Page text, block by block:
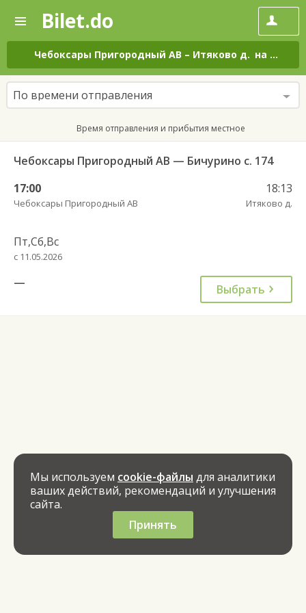
—
Поиск
и
покупка
билетов
на
автобус
онлайн
Bilet.do
Чебоксары Пригородный АВ – Итяково д. на все дни
По времени отправления
Время отправления и прибытия местное
Чебоксары Пригородный АВ — Бичурино с. 174
17:00
Чебоксары Пригородный АВ
18:13
Итяково д.
Пт,Сб,Вс
с 11.05.2026
— Выбрать
Мы используем cookie-файлы для аналитики
ваших действий, рекомендаций и улучшения
сайта.
Принять